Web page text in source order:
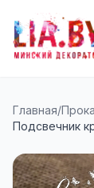
Главная/
Подсвечник